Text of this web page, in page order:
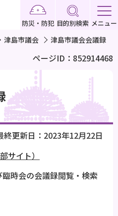
防災・防犯 目的別検索 メニュー
津島市議会 津島市議会会議録
ページID：852914468
終更新日：2023年12月22日
サイト）
時会の会議録閲覧・検索